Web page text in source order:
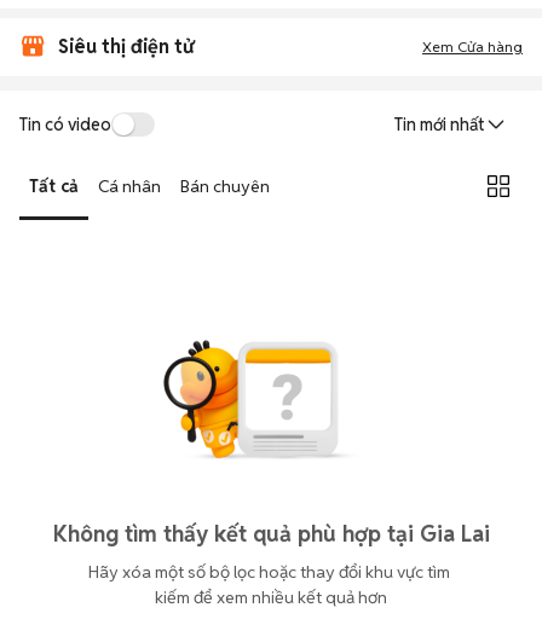
Siêu thị điện tử Xem Cửa hàng
Tin có video Tin mới nhất
Tất cả Cá nhân Bán chuyên
Không tìm thấy kết quả phù hợp tại Gia Lai
Hãy xóa một số bộ lọc hoặc thay đổi khu vực tìm
kiếm để xem nhiều kết quả hơn